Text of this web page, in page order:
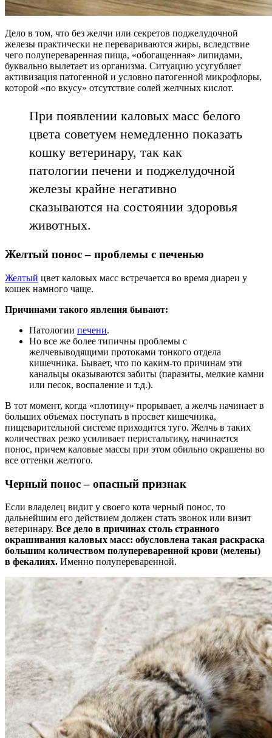
Дело в том, что без желчи или секретов поджелудочной
железы практически не перевариваются жиры, вследствие
чего полупереваренная пища, «обогащенная» липидами,
буквально вылетает из организма. Ситуацию усугубляет
активизация патогенной и условно патогенной микрофлоры,
которой «по вкусу» отсутствие солей желчных кислот.
При появлении каловых масс белого
цвета советуем немедленно показать
кошку ветеринару, так как
патологии печени и поджелудочной
железы крайне негативно
сказываются на состоянии здоровья
животных.
Желтый понос – проблемы с печенью
Желтый цвет каловых масс встречается во время диареи у
кошек намного чаще.
Причинами такого явления бывают:
Патологии печени.
Но все же более типичны проблемы с
желчевыводящими протоками тонкого отдела
кишечника. Бывает, что по каким-то причинам эти
канальцы оказываются забиты (паразиты, мелкие камни
или песок, воспаление и т.д.).
В тот момент, когда «плотину» прорывает, а желчь начинает в
больших объемах поступать в просвет кишечника,
пищеварительной системе приходится туго. Желчь в таких
количествах резко усиливает перистальтику, начинается
понос, причем каловые массы при этом обильно окрашены во
все оттенки желтого.
Черный понос – опасный признак
Если владелец видит у своего кота черный понос, то
дальнейшим его действием должен стать звонок или визит
ветеринару. Все дело в причинах столь странного
окрашивания каловых масс: обусловлена такая раскраска
большим количеством полупереваренной крови (мелены)
в фекалиях. Именно полупереваренной.